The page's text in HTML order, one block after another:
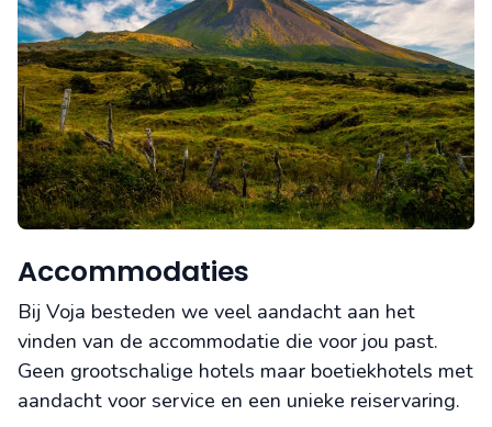
Accommodaties
Bij Voja besteden we veel aandacht aan het
vinden van de accommodatie die voor jou past.
Geen grootschalige hotels maar boetiekhotels met
aandacht voor service en een unieke reiservaring.